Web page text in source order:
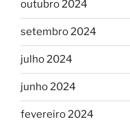
outubro 2024
setembro 2024
julho 2024
junho 2024
fevereiro 2024